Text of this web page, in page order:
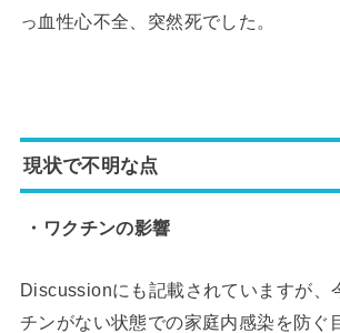
っ血性心不全、突然死でした。
現状で不明な点
・ワクチンの影響
Discussionにも記載されていますが、
チンがない状態での家庭内感染を防ぐ